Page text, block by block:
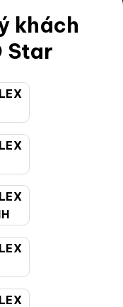
khách
Star
của người tiêu